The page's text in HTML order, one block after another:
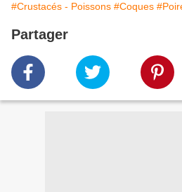
#Crustacés - Poissons #Coques
Partager